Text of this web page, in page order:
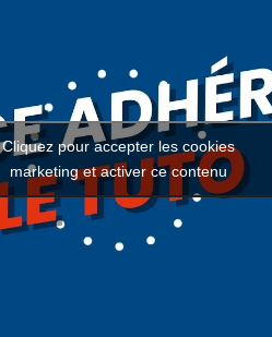
Cliquez pour accepter les cookies
marketing et activer ce contenu